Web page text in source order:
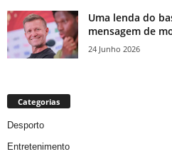
Uma lenda do
mensagem de
24 Junho 2026
Categorias
Desporto
Entretenimento